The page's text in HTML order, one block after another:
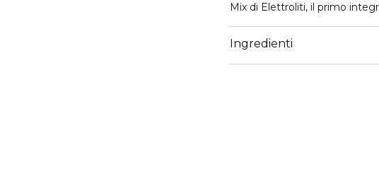
Mix di Elettroliti, il primo
sottili in appena 1 ora² e
tempo. Gli Elettroliti, essendo
fanno sì che la formula,
Ingredienti